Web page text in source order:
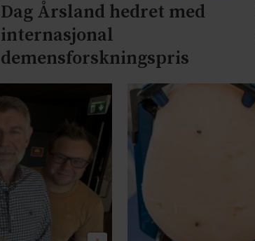
Dag Årsland hedret med
internasjonal
demensforskningspris